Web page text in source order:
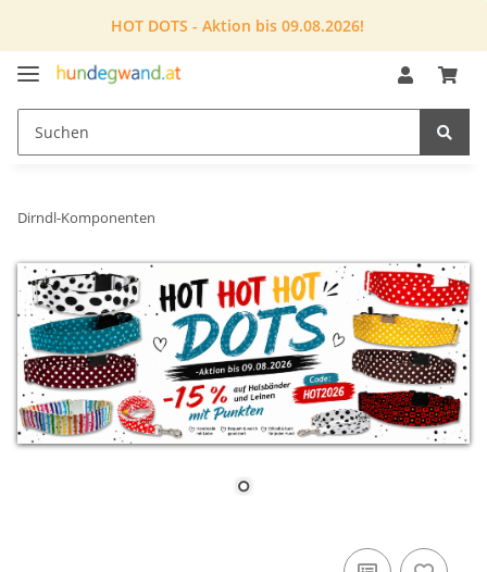
HOT DOTS - Aktion bis 09.08.2026!
Dirndl-Komponenten